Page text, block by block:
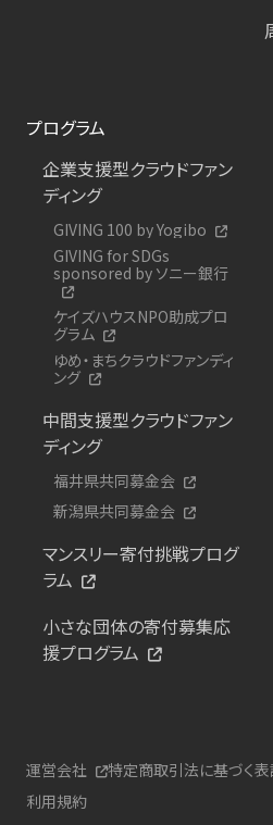
プログラム
企業支援型クラウドファン
ディング
GIVING 100 by Yogibo
GIVING for SDGs
sponsored by ソニー銀行
ケイズハウスNPO助成プロ
グラム
ゆめ・まちクラウドファンディ
ング
中間支援型クラウドファン
ディング
福井県共同募金会
新潟県共同募金会
マンスリー寄付挑戦プログ
ラム
小さな団体の寄付募集応
援プログラム
運営会社 特定商取引法に基づく
利用規約